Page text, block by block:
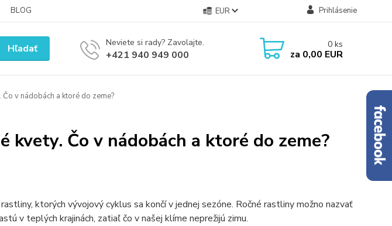
BLOG EUR Prihlásenie
Hľadať Neviete si rady? Zavolajte.
+421 940 949 000
0 ks
za 0,00 EUR
v nádobách a ktoré do zeme?
kvety. Čo v nádobách a ktoré do zeme?
ktorých vývojový cyklus sa končí v jednej sezóne. Ročné rastliny možno nazvať
v teplých krajinách, zatiaľ čo v našej klíme neprežijú zimu.